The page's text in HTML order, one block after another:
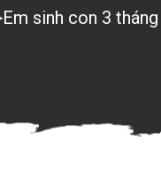
Em sinh con 3